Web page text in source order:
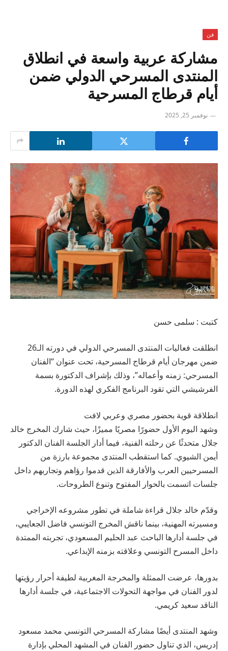
فن
مشاركة عربية واسعة في انطلاق
المنتدى المسرحي الدولي ضمن
أيام قرطاج المسرحية
نوفمبر 25, 2025
كتبت : سلمى حسن
انطلقت فعاليات المنتدى المسرحي الدولي في دورته الـ26
ضمن مهرجان أيام قرطاج المسرحية، تحت عنوان “الفنان
المسرحي: زمنه وأعماله”، وذلك بإشراف الدكتورة بسمة
الفرشيشي التي تقود البرنامج الفكري لهذه الدورة.
انطلاقة قوية بحضور مصري وعربي لافت
وشهد اليوم الأول حضورًا مصريًا مميزًا، حيث شارك المخرج خالد
جلال متحدثًا عن رحلته الفنية، فيما أدار الجلسة الفنان الدكتور
أيمن الشيوي. كما استقطب المنتدى مجموعة بارزة من
المسرحيين العرب والأفارقة الذين قدموا رؤاهم وتجاربهم داخل
جلسات اتسمت بالحوار المفتوح وتنوع الطروحات.
وقدّم خالد جلال قراءة شاملة في تطور مشروعه الإخراجي
ومسيرته المهنية، بينما ناقش المخرج التونسي فاضل الجعايبي،
في جلسة أدارها الباحث عبد الحليم المسعودي، تجربته الممتدة
داخل المسرح التونسي وعلاقته بزمنه الإبداعي.
بدورها، عرضت الممثلة والمخرجة المغربية لطيفة أحرار رؤيتها
لدور الفنان في مواجهة التحولات الاجتماعية، في جلسة أدارها
الناقد سعيد كريمي.
وشهد المنتدى أيضًا مشاركة المسرحي التونسي محمد مسعود
إدريس، الذي تناول حضور الفنان في المشهد المحلي بإدارة